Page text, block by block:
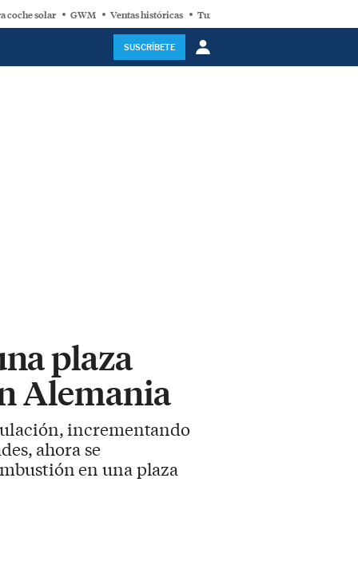
coche solar GWM Ventas históricas Turbina eólica
SUSCRÍBETE
plaza
Alemania
incrementando
ahora se
en una plaza